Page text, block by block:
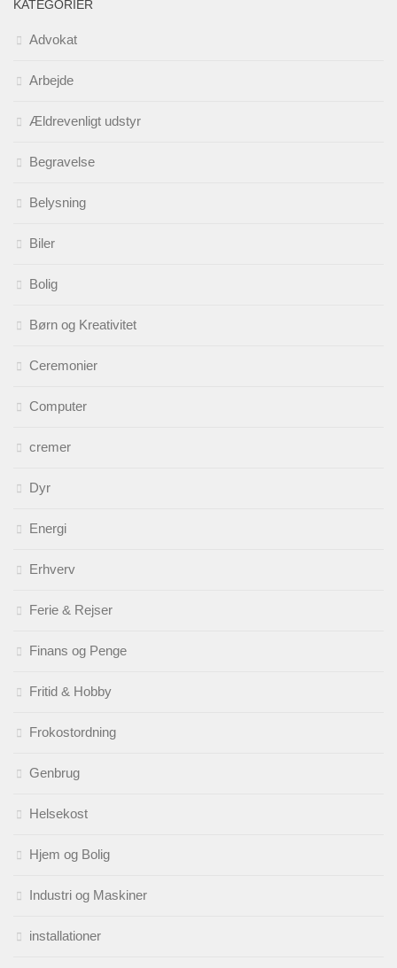
KATEGORIER
Advokat
Arbejde
Ældrevenligt udstyr
Begravelse
Belysning
Biler
Bolig
Børn og Kreativitet
Ceremonier
Computer
cremer
Dyr
Energi
Erhverv
Ferie & Rejser
Finans og Penge
Fritid & Hobby
Frokostordning
Genbrug
Helsekost
Hjem og Bolig
Industri og Maskiner
installationer